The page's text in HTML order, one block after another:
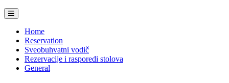
Home
Reservation
Sveobuhvatni vodič
Rezervacije i rasporedi stolova
General